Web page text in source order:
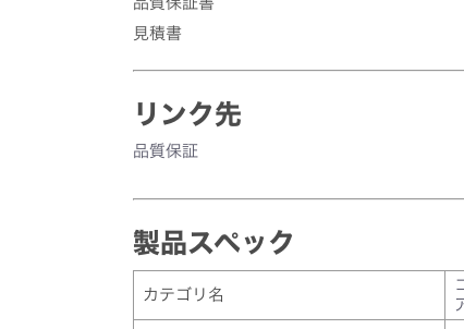
見積書
リンク先
品質保証
製品スペック
カテゴリ名